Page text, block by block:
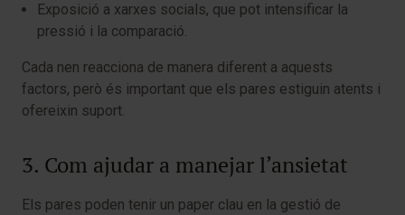
Exposició a xarxes socials, que pot intensificar la
pressió i la comparació.
Cada nen reacciona de manera diferent a aquests
factors, però és important que els pares estiguin atents i
ofereixin suport.
3. Com ajudar a manejar l’ansietat
Els pares poden tenir un paper clau en la gestió de